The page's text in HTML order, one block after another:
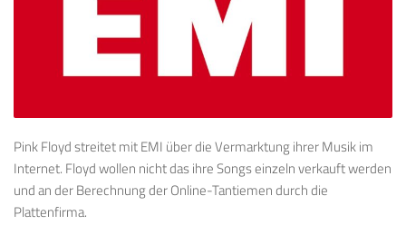
Pink Floyd streitet mit EMI über die Vermarktung ihrer Musik im
Internet. Floyd wollen nicht das ihre Songs einzeln verkauft werden
und an der Berechnung der Online-Tantiemen durch die
Plattenfirma.